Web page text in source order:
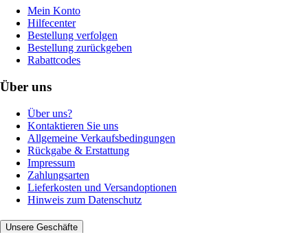
Mein Konto
Hilfecenter
Bestellung verfolgen
Bestellung zurückgeben
Rabattcodes
Über uns
Über uns?
Kontaktieren Sie uns
Allgemeine Verkaufsbedingungen
Rückgabe & Erstattung
Impressum
Zahlungsarten
Lieferkosten und Versandoptionen
Hinweis zum Datenschutz
Unsere Geschäfte